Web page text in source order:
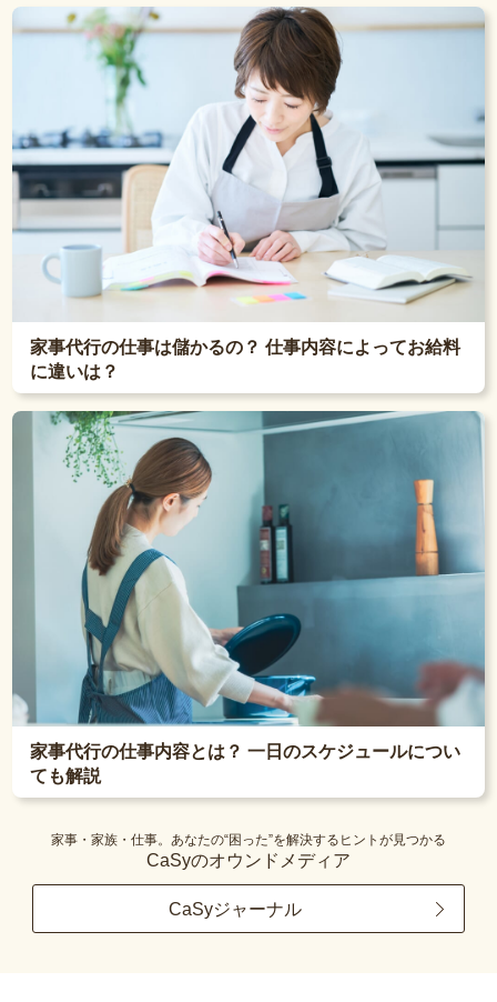
家事代行の仕事は儲かるの？ 仕事内容によってお給料
に違いは？
家事代行の仕事内容とは？ 一日のスケジュールについ
ても解説
家事・家族・仕事。あなたの“困った”を解決するヒントが見つかる
CaSyのオウンドメディア
CaSyジャーナル